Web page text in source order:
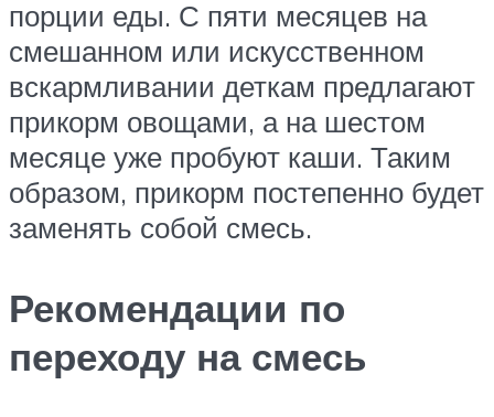
порции еды. С пяти месяцев на
смешанном или искусственном
вскармливании деткам предлагают
прикорм овощами, а на шестом
месяце уже пробуют каши. Таким
образом, прикорм постепенно будет
заменять собой смесь.
Рекомендации по
переходу на смесь